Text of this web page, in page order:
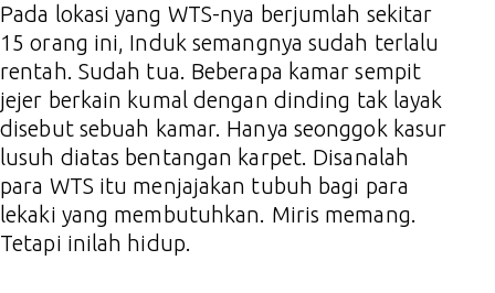
Pada lokasi yang WTS-nya berjumlah sekitar
15 orang ini, Induk semangnya sudah terlalu
rentah. Sudah tua. Beberapa kamar sempit
jejer berkain kumal dengan dinding tak layak
disebut sebuah kamar. Hanya seonggok kasur
lusuh diatas bentangan karpet. Disanalah
para WTS itu menjajakan tubuh bagi para
lekaki yang membutuhkan. Miris memang.
Tetapi inilah hidup.